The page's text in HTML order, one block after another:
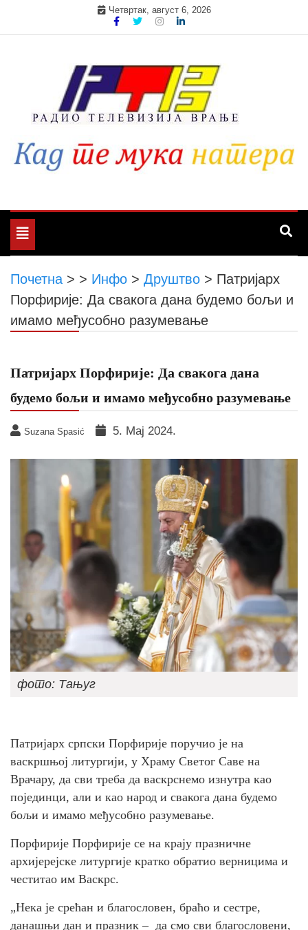
Четвртак, август 6, 2026
Toggle
navigation
Почетна > > Инфо > Друштво > Патријарх
Порфирије: Да свакога дана будемо бољи и
имамо међусобно разумевање
Патријарх Порфирије: Да свакога дана
будемо бољи и имамо међусобно разумевање
Suzana Spasić 5. Мај 2024.
фото: Тањуг
Патријарх српски Порфирије поручио је на
васкршњој литургији, у Храму Светог Саве на
Врачару, да сви треба да васкрснемо изнутра као
појединци, али и као народ и свакога дана будемо
бољи и имамо међусобно разумевање.
Порфирије Порфирије се на крају празничне
архијерејске литургије кратко обратио верницима и
честитао им Васкрс.
„Нека је срећан и благословен, браћо и сестре,
данашњи дан и празник – да смо сви благословени,